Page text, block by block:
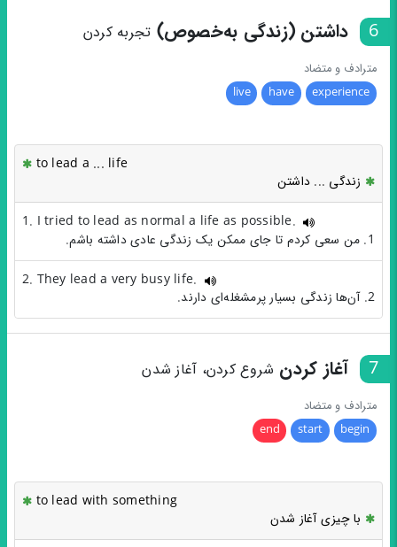
6 داشتن (زندگی به‌خصوص) تجربه کردن
مترادف و متضاد
experience
have
live
to lead a ... life
زندگی ... داشتن
1. I tried to lead as normal a life as possible.
1. من سعی کردم تا جای ممکن یک زندگی عادی داشته باشم.
2. They lead a very busy life.
2. آن‌ها زندگی بسیار پرمشغله‌ای دارند.
7 آغاز کردن شروع کردن، آغاز شدن
مترادف و متضاد
begin
start
end
to lead with something
با چیزی آغاز شدن